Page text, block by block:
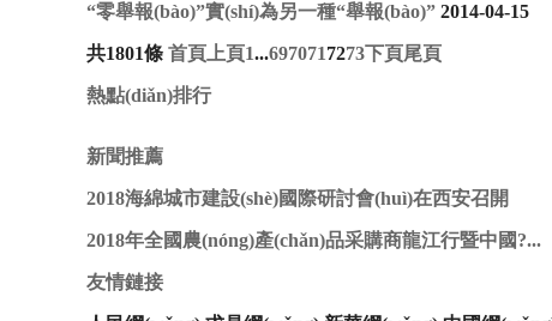
“零舉報(bào)”實(shí)為另一種“舉報(bào)” 2014-04-15
共1801條 首頁 上頁1...6970717273下頁尾頁
熱點(diǎn)排行
新聞推薦
2018海綿城市建設(shè)國際研討會(huì)在西安召開
2018年全國農(nóng)產(chǎn)品采購商龍江行暨中國?...
友情鏈接